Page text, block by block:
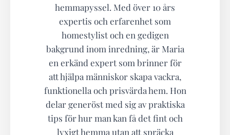
hemmapyssel. Med över 10 års
expertis och erfarenhet som
homestylist och en gedigen
bakgrund inom inredning, är Maria
en erkänd expert som brinner för
att hjälpa människor skapa vackra,
funktionella och prisvärda hem. Hon
delar generöst med sig av praktiska
tips för hur man kan få det fint och
lyxigt hemma utan att spräcka